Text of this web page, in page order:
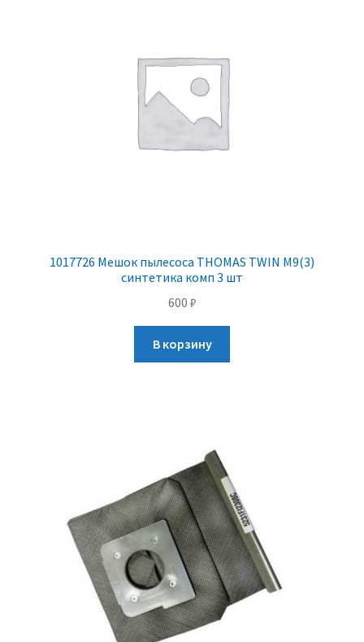
1017726 Мешок пылесоса THOMAS TWIN M9(3)
синтетика комп 3 шт
600 ₽
В корзину